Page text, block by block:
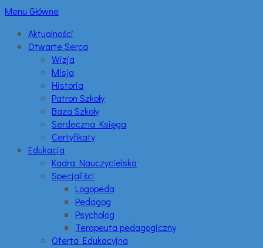
Menu Główne
Aktualności
Otwarte Serca
Wizja
Misja
Historia
Patron Szkoły
Baza Szkoły
Serdeczna Księga
Certyfikaty
Edukacja
Kadra Nauczycielska
Specjaliści
Logopeda
Pedagog
Psycholog
Terapeuta pedagogiczny
Oferta Edukacyjna